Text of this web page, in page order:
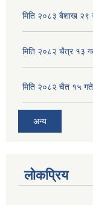
मिति २०८३ बैशाख २९
मिति २०८२ चैत्र १३
मिति २०८२ चैत १५ गते
अन्य
लोकप्रिय